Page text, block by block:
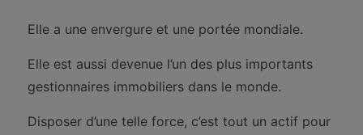
Elle a une envergure et une portée mondiale.
Elle est aussi devenue l’un des plus importants
gestionnaires immobiliers dans le monde.
Disposer d’une telle force, c’est tout un actif pour